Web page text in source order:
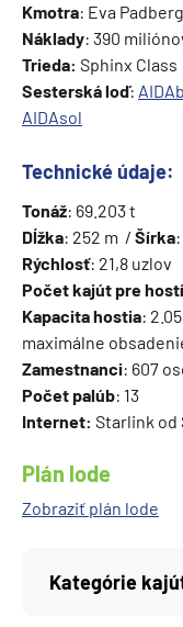
Kmotra: Eva
Náklady: 390
Trieda: Sphinx Class
Sesterská loď:
AIDAsol
Technické údaje:
Tonáž: 69.203 t
Dĺžka: 252 m / Šírka
Rýchlosť: 21,8 uzlov
Počet kajút pre hostí
Kapacita hostia:
maximálne
Zamestnanci: 607
Počet palúb: 13
Internet: Starlink od
Plán lode
Zobraziť plán lode
Kategórie